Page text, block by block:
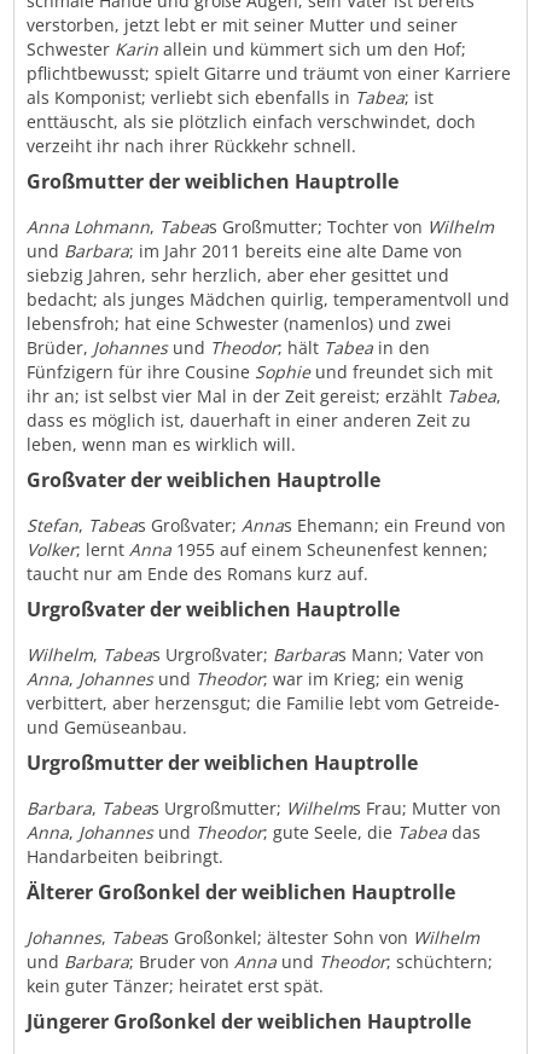
verstorben, jetzt lebt er mit seiner Mutter und seiner
Schwester Karin allein und kümmert sich um den Hof;
pflichtbewusst; spielt Gitarre und träumt von einer Karriere
als Komponist; verliebt sich ebenfalls in Tabea; ist
enttäuscht, als sie plötzlich einfach verschwindet, doch
verzeiht ihr nach ihrer Rückkehr schnell.
Großmutter der weiblichen Hauptrolle
Anna Lohmann, Tabeas Großmutter; Tochter von Wilhelm
und Barbara; im Jahr 2011 bereits eine alte Dame von
siebzig Jahren, sehr herzlich, aber eher gesittet und
bedacht; als junges Mädchen quirlig, temperamentvoll und
lebensfroh; hat eine Schwester (namenlos) und zwei
Brüder, Johannesund Theodor; hält Tabea in den
Fünfzigern für ihre Cousine Sophieund freundet sich mit
ihr an; ist selbst vier Mal in der Zeit gereist; erzählt Tabea,
dass es möglich ist, dauerhaft in einer anderen Zeit zu
leben, wenn man es wirklich will.
Großvater der weiblichen Hauptrolle
Stefan, Tabeas Großvater;Annas Ehemann; ein Freund von
Volker; lerntAnna 1955 auf einem Scheunenfest kennen;
taucht nur am Ende des Romans kurz auf.
Urgroßvater der weiblichen Hauptrolle
Wilhelm, Tabeas Urgroßvater; Barbaras Mann; Vater von
Anna, Johannesund Theodor; war im Krieg; ein wenig
verbittert, aber herzensgut; die Familie lebt vom Getreide-
und Gemüseanbau.
Urgroßmutter der weiblichen Hauptrolle
Barbara, Tabeas Urgroßmutter; Wilhelms Frau; Mutter von
Anna, Johannesund Theodor; gute Seele, die Tabea das
Handarbeiten beibringt.
Älterer Großonkel der weiblichen Hauptrolle
Johannes, Tabeas Großonkel; ältester Sohn von Wilhelm
und Barbara; Bruder vonAnna und Theodor; schüchtern;
kein guter Tänzer; heiratet erst spät.
Jüngerer Großonkel der weiblichen Hauptrolle